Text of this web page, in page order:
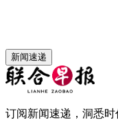
新闻速递
订阅新闻速递，洞悉时